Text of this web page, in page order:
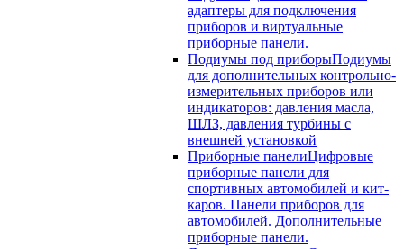
адаптеры для подключения
приборов и виртуальные
приборные панели.
Подиумы под приборыПодиумы
для дополнительных контрольно-
измерительных приборов или
индикаторов: давления масла,
ШЛЗ, давления турбины с
внешней установкой
Приборные панелиЦифровые
приборные панели для
спортивных автомобилей и кит-
каров. Панели приборов для
автомобилей. Дополнительные
приборные панели.